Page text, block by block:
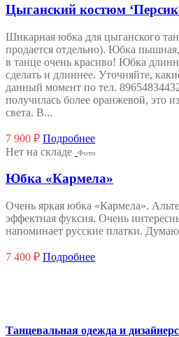
Цыганский костюм
Шикарная юбка для цыганского
продается отдельно). Юбка
в танце очень красиво! Юбка
сделать и длиннее. Уточняйте,
данный момент по тел.
получилась более оранжевой, это
света. В...
7 900 ₽ Подробнее
Нет на складе
Фото
Юбка «Кармела»
Очень яркая юбка «Кармела».
эффектная фуксия. Очень
напоминает русские платки.
7 400 ₽ Подробнее
Танцевальная одежда и